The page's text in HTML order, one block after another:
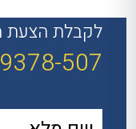
לקבלת הצעת
507